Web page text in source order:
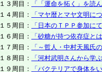
１３周目：
「「運命を拓く」を読
１４周目：
「マヤ暦とマヤ文明につ
１５周目：
「日本のＴＰＰ参加に
１６周目：
「砂糖が持つ依存症と
１７周目：
「～哲人・中村天風氏
１８周目：
「河村武明さんから学ぶ
１９周目：
「バクテリアで身体を